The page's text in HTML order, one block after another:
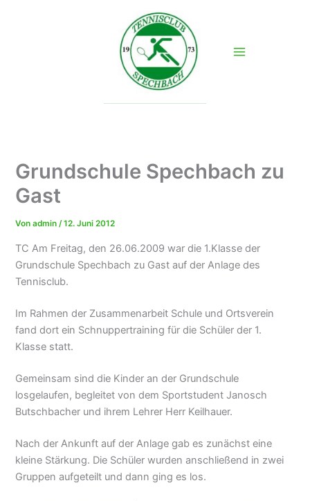
Grundschule Spechbach zu
Gast
Vonadmin/12. Juni 2012
TC Am Freitag, den 26.06.2009 war die 1.Klasse der
Grundschule Spechbach zu Gast auf der Anlage des
Tennisclub.
Im Rahmen der Zusammenarbeit Schule und Ortsverein
fand dort ein Schnuppertraining für die Schüler der 1.
Klasse statt.
Gemeinsam sind die Kinder an der Grundschule
losgelaufen, begleitet von dem Sportstudent Janosch
Butschbacher und ihrem Lehrer Herr Keilhauer.
Nach der Ankunft auf der Anlage gab es zunächst eine
kleine Stärkung. Die Schüler wurden anschließend in zwei
Gruppen aufgeteilt und dann ging es los.